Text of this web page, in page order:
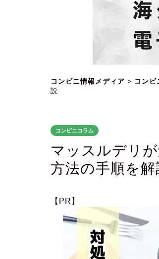
コンビニ情報メディア > コンビ
説
コンビニコラム
マッスルデリ
方法の手順を解
【PR】